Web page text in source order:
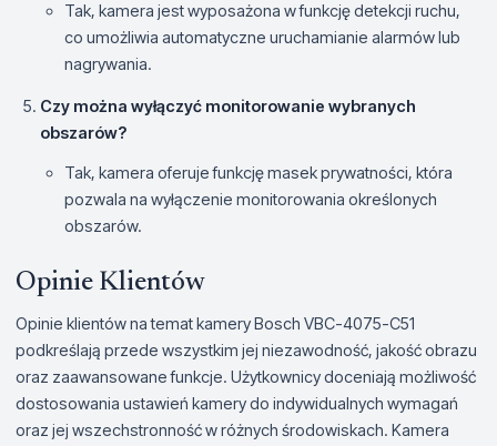
Tak, kamera jest wyposażona w funkcję detekcji ruchu,
co umożliwia automatyczne uruchamianie alarmów lub
nagrywania.
Czy można wyłączyć monitorowanie wybranych
obszarów?
Tak, kamera oferuje funkcję masek prywatności, która
pozwala na wyłączenie monitorowania określonych
obszarów.
Opinie Klientów
Opinie klientów na temat kamery Bosch VBC-4075-C51
podkreślają przede wszystkim jej niezawodność, jakość obrazu
oraz zaawansowane funkcje. Użytkownicy doceniają możliwość
dostosowania ustawień kamery do indywidualnych wymagań
oraz jej wszechstronność w różnych środowiskach. Kamera